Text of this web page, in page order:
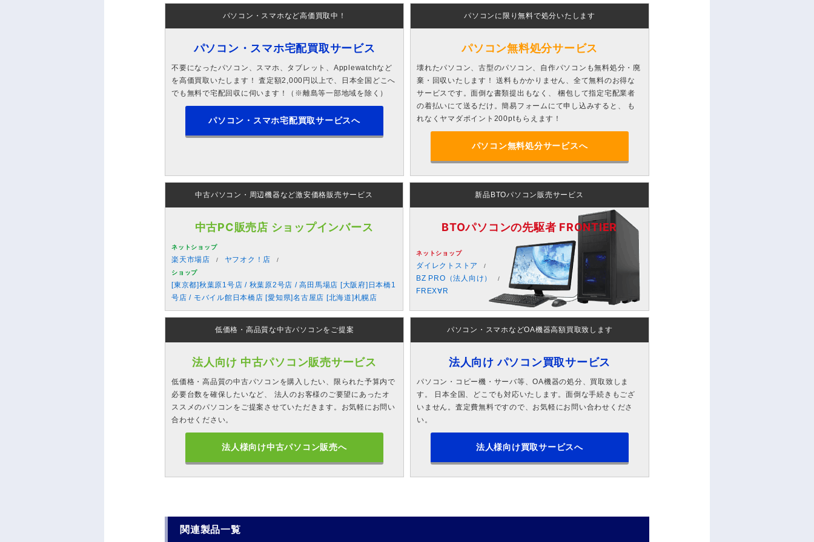
パソコン・スマホなど高価買取中！
パソコン・スマホ宅配買取サービス
不要になったパソコン、スマホ、タブレット、Applewatchなど
を高価買取いたします！ 査定額2,000円以上で、日本全国どこへ
でも無料で宅配回収に伺います！（※離島等一部地域を除く）
パソコン・スマホ宅配買取サービスへ
パソコンに限り無料で処分いたします
パソコン無料処分サービス
壊れたパソコン、古型のパソコン、自作パソコンも無料処分・廃
棄・回収いたします！ 送料もかかりません、全て無料のお得な
サービスです。面倒な書類提出もなく、 梱包して指定宅配業者
の着払いにて送るだけ。簡易フォームにて申し込みすると、 も
れなくヤマダポイント200ptもらえます！
パソコン無料処分サービスへ
中古パソコン・周辺機器など激安価格販売サービス
中古PC販売店 ショップインバース
ネットショップ
楽天市場店 ヤフオク！店
ショップ
[東京都]秋葉原1号店 / 秋葉原2号店 / 高田馬場店 [大阪府]日本橋1
号店 / モバイル館日本橋店 [愛知県]名古屋店 [北海道]札幌店
新品BTOパソコン販売サービス
BTOパソコンの先駆者 FRONTIER
ネットショップ
ダイレクトストア
BZ PRO（法人向け）
FREX∀R
低価格・高品質な中古パソコンをご提案
法人向け 中古パソコン販売サービス
低価格・高品質の中古パソコンを購入したい、限られた予算内で
必要台数を確保したいなど、 法人のお客様のご要望にあったオ
ススメのパソコンをご提案させていただきます。お気軽にお問い
合わせください。
法人様向け中古パソコン販売へ
パソコン・スマホなどOA機器高額買取致します
法人向け パソコン買取サービス
パソコン・コピー機・サーバ等、OA機器の処分、買取致しま
す。 日本全国、どこでも対応いたします。面倒な手続きもござ
いません。査定費無料ですので、お気軽にお問い合わせくださ
い。
法人様向け買取サービスへ
関連製品一覧